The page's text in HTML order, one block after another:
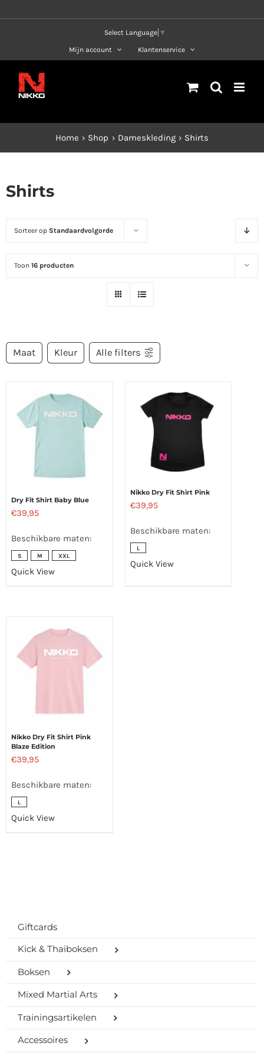
Select Language ▼
Mijn account Klantenservice
Home Shop Dameskleding Shirts
Shirts
Sorteer op Standaardvolgorde
Toon 16 producten
Maat Kleur Alle filters
Dry Fit Shirt Baby Blue
€39,95
Beschikbare maten:
S M XXL
Quick View
Nikko Dry Fit Shirt Pink
€39,95
Beschikbare maten:
L
Quick View
Nikko Dry Fit Shirt Pink
Blaze Edition
€39,95
Beschikbare maten:
L
Quick View
Giftcards
Kick & Thaiboksen
Boksen
Mixed Martial Arts
Trainingsartikelen
Accessoires